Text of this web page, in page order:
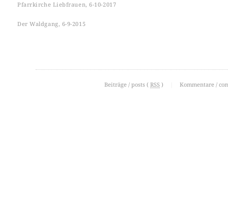
Pfarrkirche Liebfrauen, 6-10-2017
Der Waldgang, 6-9-2015
Beiträge / posts ( RSS ) Kommentare /